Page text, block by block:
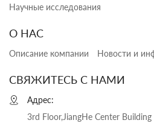
Научные исследования
О НАС
Описание компании Новости и
СВЯЖИТЕСЬ С НАМИ
Адрес:
3rd Floor,JiangHe Center